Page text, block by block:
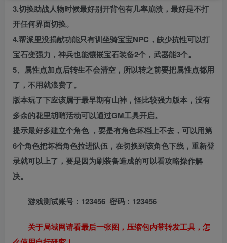
3.切换助战人物时候最好别开背包有几率崩溃，最好是不打
开任何界面切换。
4.帮派里没捐献功能只有训坐骑宝宝NPC，缺少抗性可以打
宝石变强力，神兵也能镶嵌宝石装备2个，武器能3个。
5、属性点加点后转生不会清空，所以转之前要把属性点都用
了，不用就浪费了。
版本玩了下应该属于最早期有山神，怪比较强力版本，没有
多余的花里胡哨活动可以通过GM工具开启。
提示最好多建立个角色 ，要是有角色坏档上不去，可以用第
6个角色把坏档角色拉进队伍，在切换到该角色下线，重新登
录就可以上了，要是因为刷装备造成的可以看攻略操作解
决。
游戏测试账号：123456 密码：123456
关于局域网请看最后一张图，压缩包内带转发工具，怎